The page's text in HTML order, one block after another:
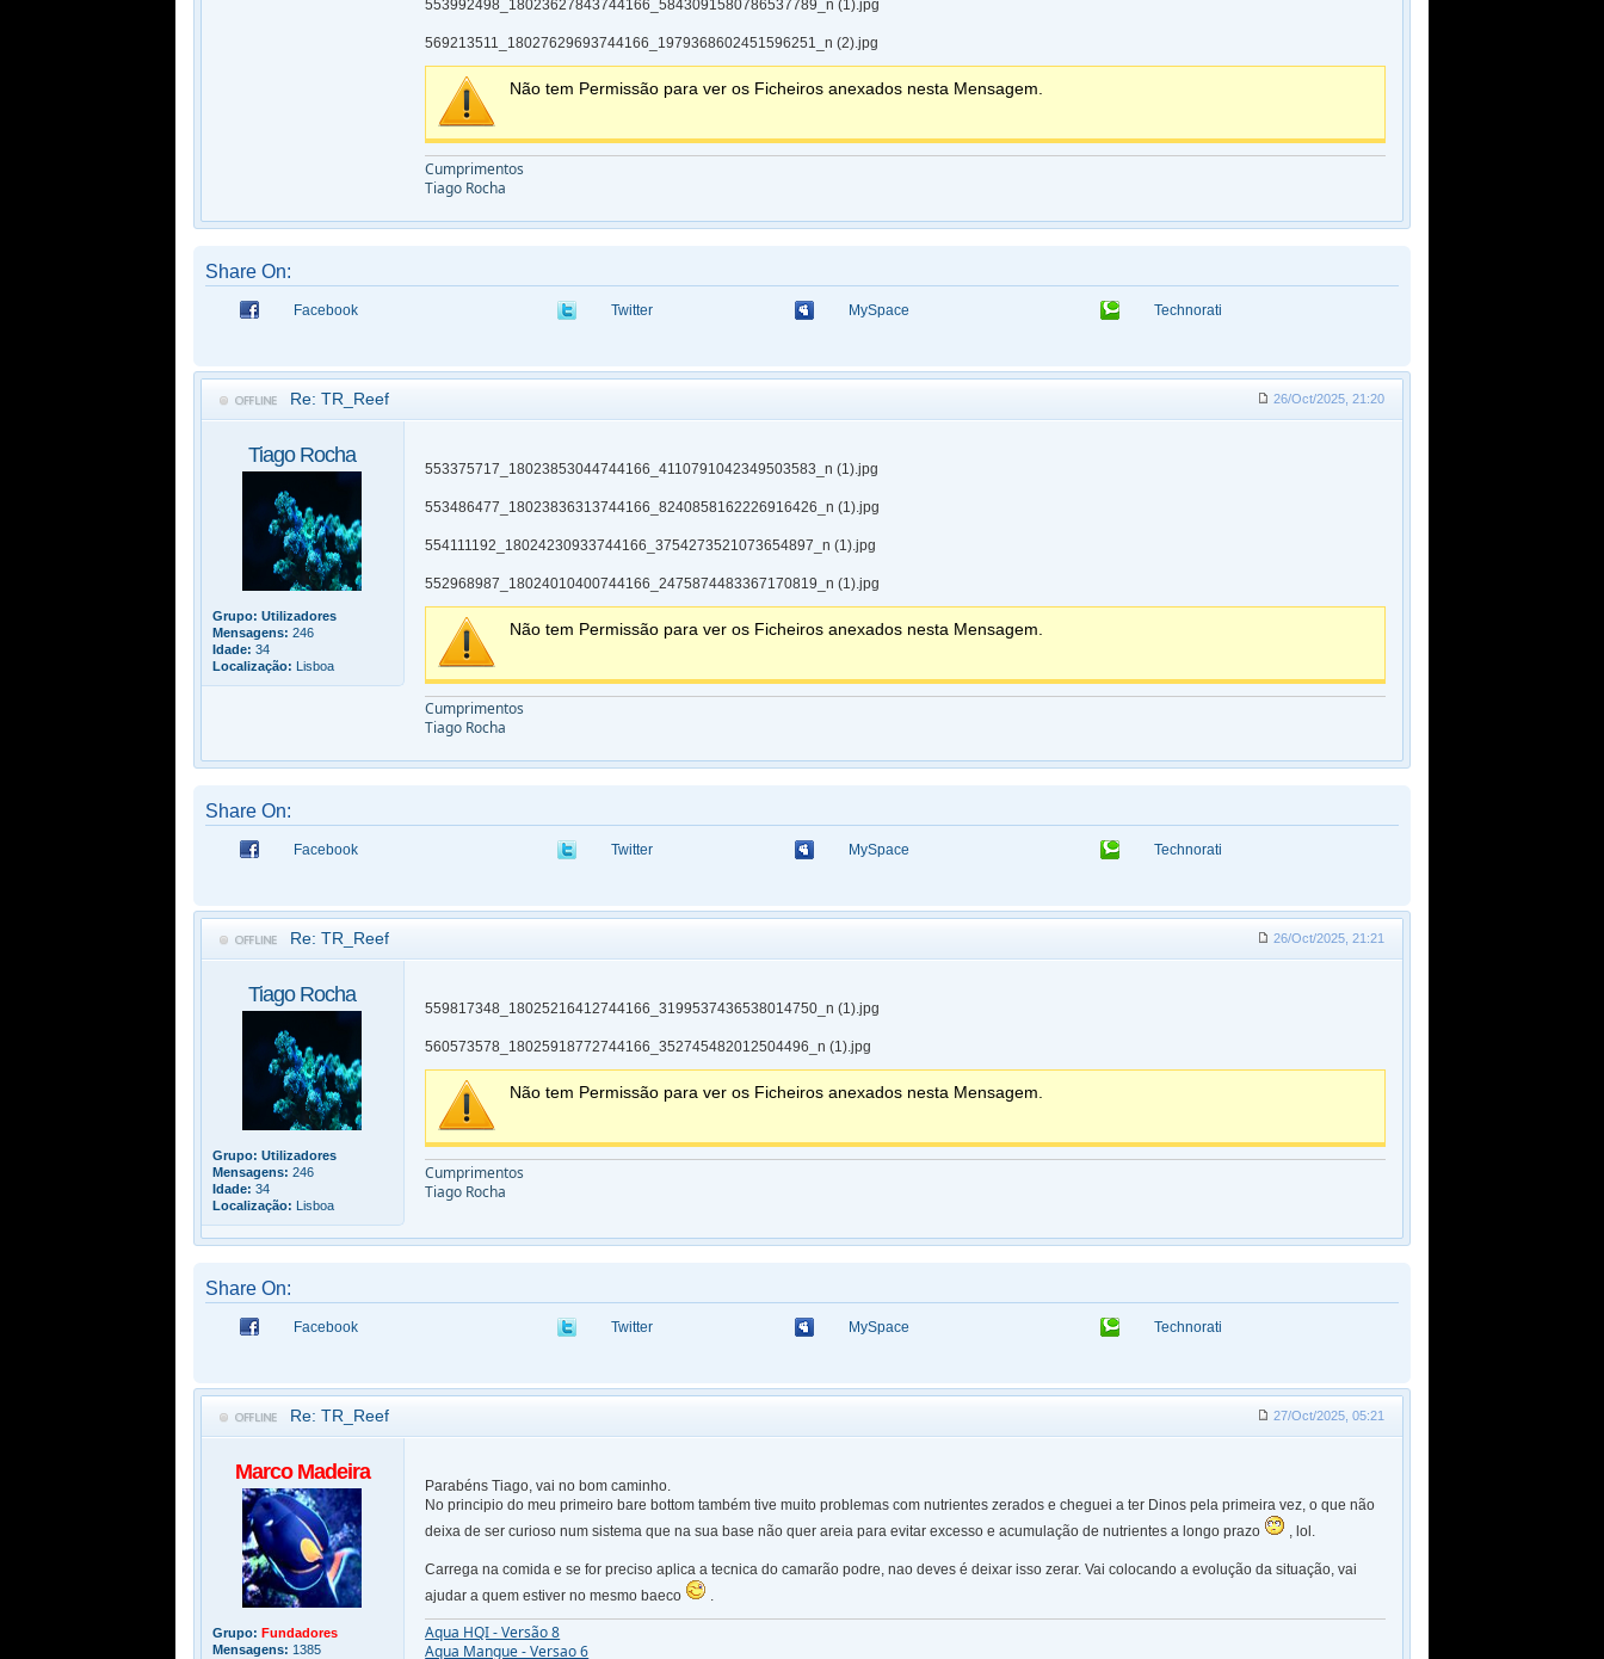
553992498_18023627843744166_5843091580786537789_n (1).jpg
569213511_18027629693744166_1979368602451596251_n (2).jpg
Não tem Permissão para ver os Ficheiros anexados nesta Mensagem.
Cumprimentos
Tiago Rocha
Share On:
Facebook Twitter MySpace Technorati
Re: TR_Reef 26/Oct/2025, 21:20
Tiago Rocha
Grupo: Utilizadores
Mensagens: 246
Idade: 34
Localização: Lisboa
553375717_18023853044744166_4110791042349503583_n (1).jpg
553486477_18023836313744166_8240858162226916426_n (1).jpg
554111192_18024230933744166_3754273521073654897_n (1).jpg
552968987_18024010400744166_2475874483367170819_n (1).jpg
Não tem Permissão para ver os Ficheiros anexados nesta Mensagem.
Cumprimentos
Tiago Rocha
Share On:
Facebook Twitter MySpace Technorati
Re: TR_Reef 26/Oct/2025, 21:21
Tiago Rocha
Grupo: Utilizadores
Mensagens: 246
Idade: 34
Localização: Lisboa
559817348_18025216412744166_3199537436538014750_n (1).jpg
560573578_18025918772744166_352745482012504496_n (1).jpg
Não tem Permissão para ver os Ficheiros anexados nesta Mensagem.
Cumprimentos
Tiago Rocha
Share On:
Facebook Twitter MySpace Technorati
Re: TR_Reef 27/Oct/2025, 05:21
Marco Madeira
Grupo: Fundadores
Mensagens: 1385
Parabéns Tiago, vai no bom caminho.
No principio do meu primeiro bare bottom também tive muito problemas com nutrientes zerados e cheguei a ter Dinos pela primeira vez, o que não
deixa de ser curioso num sistema que na sua base não quer areia para evitar excesso e acumulação de nutrientes a longo prazo
, lol.
Carrega na comida e se for preciso aplica a tecnica do camarão podre, nao deves é deixar isso zerar. Vai colocando a evolução da situação, vai
ajudar a quem estiver no mesmo baeco
.
Aqua HQI - Versão 8
Aqua Mangue - Versao 6